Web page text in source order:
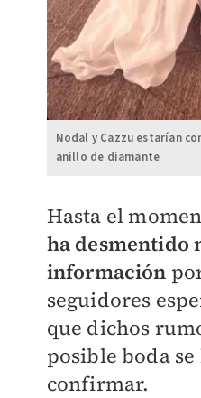
Nodal y Cazzu estarían
anillo de diamante
​Hasta el
ha desmentido
información
seguidores
que dichos
posible boda
confirmar.